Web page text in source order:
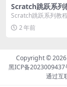
Scratch跳跃系列
（二）：重力跳跃
Scratch跳跃系列教
跳跃 作者：小虎鲸
按...2 年前
Copyright © 2026
黑ICP备2023009437
通过互